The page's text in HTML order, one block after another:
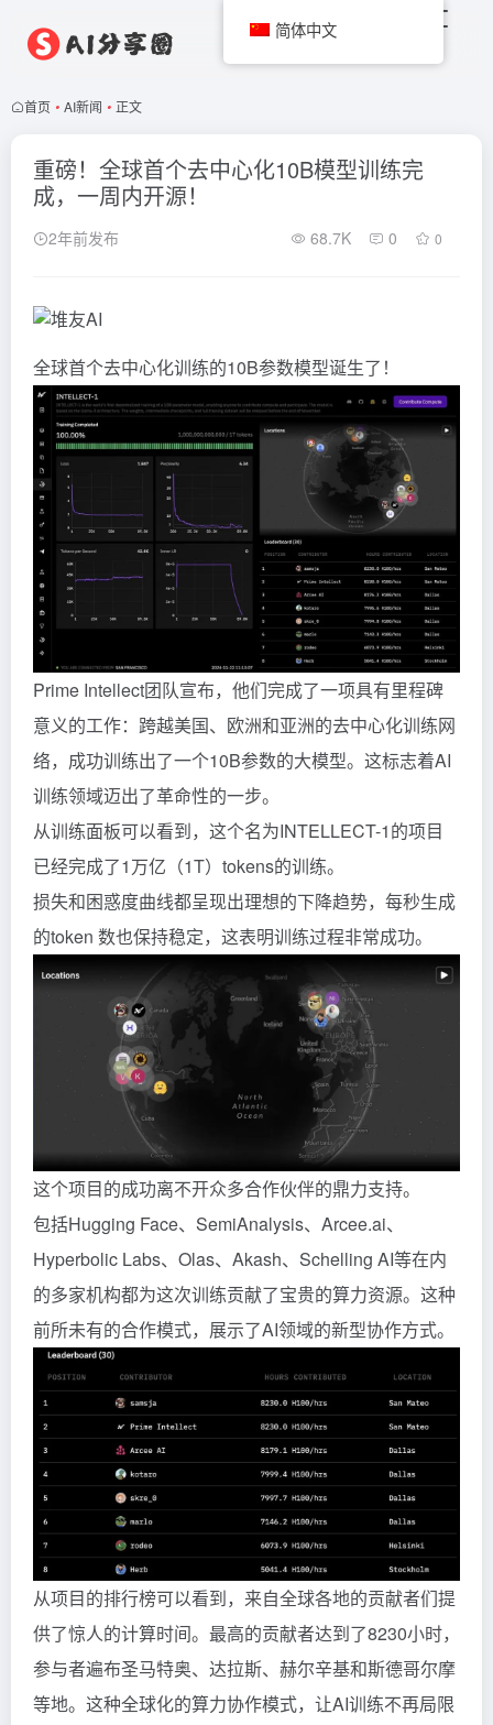
首页 • AI新闻 • 正文
重磅！全球首个去中心化10B模型训练完
成，一周内开源！
2年前发布 68.7K 0 0
全球首个去中心化训练的10B参数模型诞生了！
Prime Intellect团队宣布，他们完成了一项具有里程碑
意义的工作：跨越美国、欧洲和亚洲的去中心化训练网
络，成功训练出了一个10B参数的大模型。这标志着AI
训练领域迈出了革命性的一步。
从训练面板可以看到，这个名为INTELLECT-1的项目
已经完成了1万亿（1T）tokens的训练。
损失和困惑度曲线都呈现出理想的下降趋势，每秒生成
的token 数也保持稳定，这表明训练过程非常成功。
这个项目的成功离不开众多合作伙伴的鼎力支持。
包括Hugging Face、SemiAnalysis、Arcee.ai、
Hyperbolic Labs、Olas、Akash、Schelling AI等在内
的多家机构都为这次训练贡献了宝贵的算力资源。这种
前所未有的合作模式，展示了AI领域的新型协作方式。
从项目的排行榜可以看到，来自全球各地的贡献者们提
供了惊人的计算时间。最高的贡献者达到了8230小时，
参与者遍布圣马特奥、达拉斯、赫尔辛基和斯德哥尔摩
等地。这种全球化的算力协作模式，让AI训练不再局限
简体中文